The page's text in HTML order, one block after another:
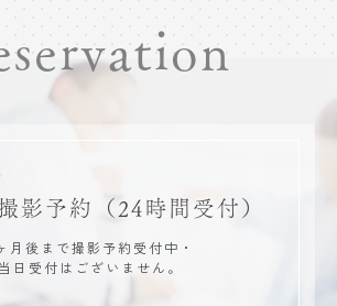
影予約 （24時間受付）
月後まで撮影予約受付中・
当日受付はございません。